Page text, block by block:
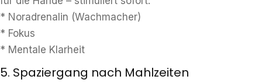
* Noradrenalin (Wachmacher)
* Fokus
* Mentale Klarheit
5. Spaziergang nach Mahlzeiten